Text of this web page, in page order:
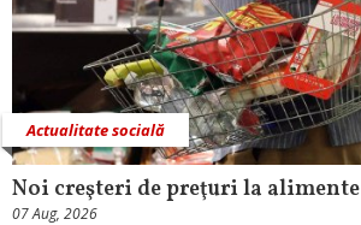
Actualitate socială
Noi creşteri de preţuri la alimente
07 Aug, 2026